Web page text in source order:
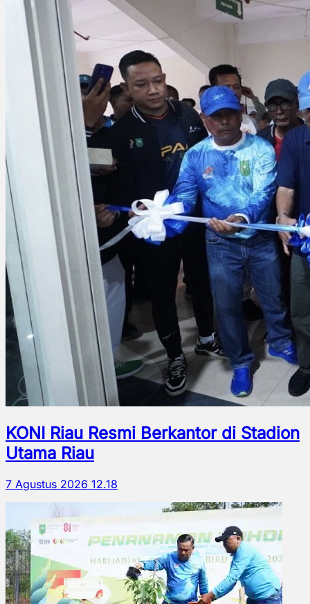
KONI Riau Resmi Berkantor di Stadion
Utama Riau
7 Agustus 2026 12.18